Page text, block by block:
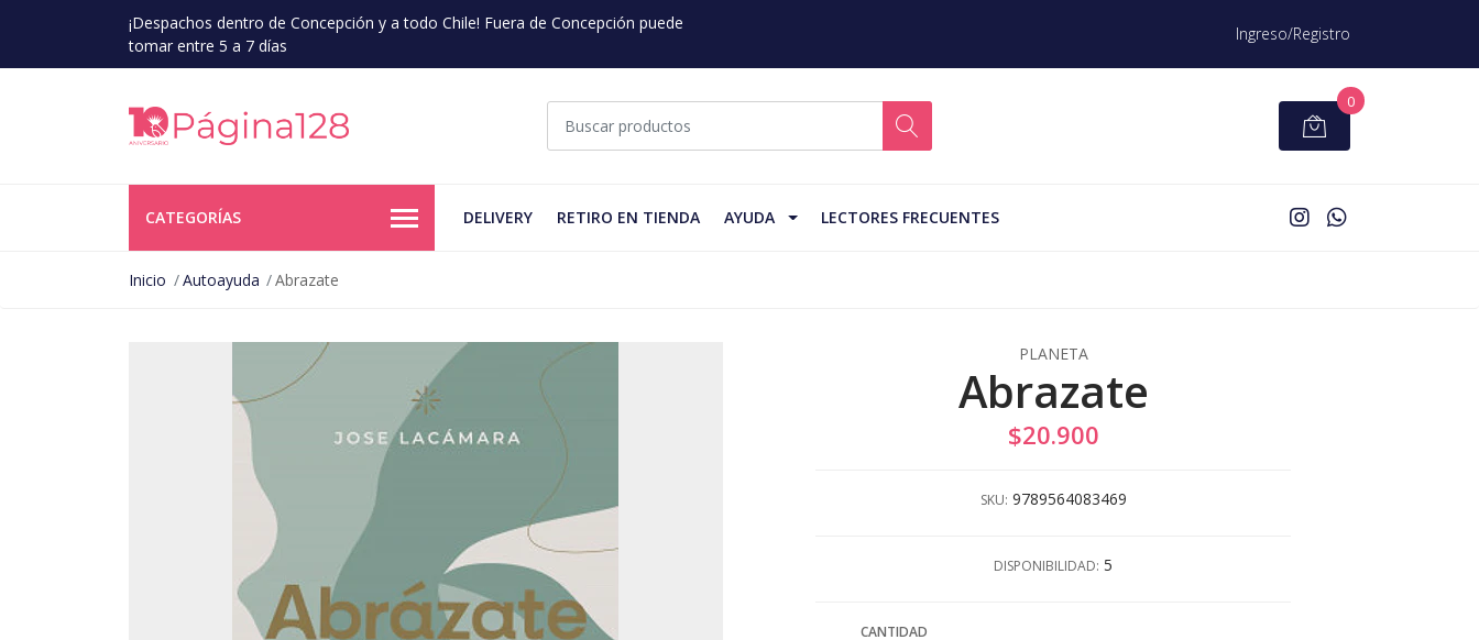
¡Despachos dentro de Concepción y a todo Chile! Fuera de Concepción puede
tomar entre 5 a 7 días
Ingreso/Registro
0
CATEGORÍAS DELIVERY RETIRO EN TIENDA AYUDA LECTORES FRECUENTES
Inicio Autoayuda Abrazate
PLANETA
Abrazate
$20.900
SKU: 9789564083469
DISPONIBILIDAD: 5
CANTIDAD